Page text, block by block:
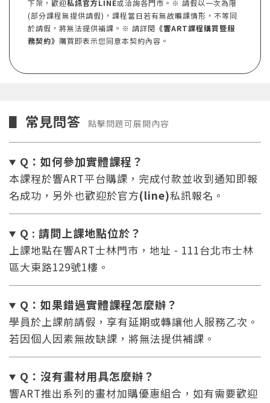
或 或
入。
點擊下方「確定」將前一位使用者強制登出。
確定
下架，歡迎私訊官方LINE或洽詢各門市。※ 請假以一次為限
(部分課程無提供請假)，課程當日若有無故曠課情形，不等同
於請假，將無法提供補課。※ 請詳閱 《響ART課程購買暨服
務契約》 購買即表示您同意本契約內容。
▋ 常見問答 點擊問題可展開內容
Q：如何參加實體課程？
本課程於響ART平台購課，完成付款並收到通知即報
名成功，另外也歡迎於官方(line)私訊報名。
Q : 請問上課地點位於？
上課地點在響ART士林門市，地址 - 111台北市士林
區大東路129號1樓。
Q：如果錯過實體課程怎麼辦？
學員於上課前請假，享有延期或轉讓他人服務乙次。
若因個人因素無故缺課，將無法提供補課。
Q：沒有畫材用具怎麼辦？
響ART推出系列的畫材加購優惠組合，如有需要歡迎